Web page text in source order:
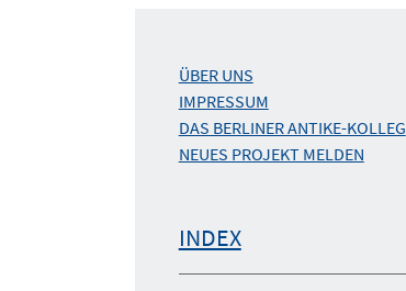
ÜBER UNS
IMPRESSUM
DAS BERLINER ANTIKE-KOLLEG
NEUES PROJEKT MELDEN
INDEX